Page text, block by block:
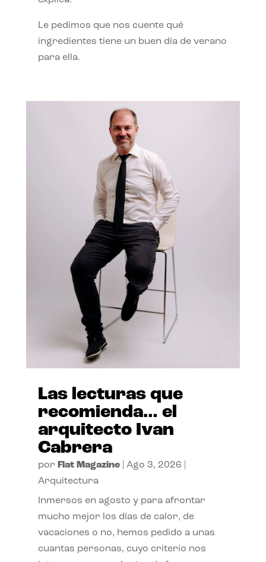
Le pedimos que nos cuente qué
ingredientes tiene un buen día de verano
para ella.
Las lecturas que
recomienda… el
arquitecto Ivan
Cabrera
por Flat Magazine| Ago 3, 2026
Arquitectura
Inmersos en agosto y para afrontar
mucho mejor los días de calor, de
vacaciones o no, hemos pedido a unas
cuantas personas, cuyo criterio nos